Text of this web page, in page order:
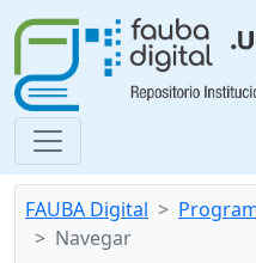
FAUBA Digital
Navegar